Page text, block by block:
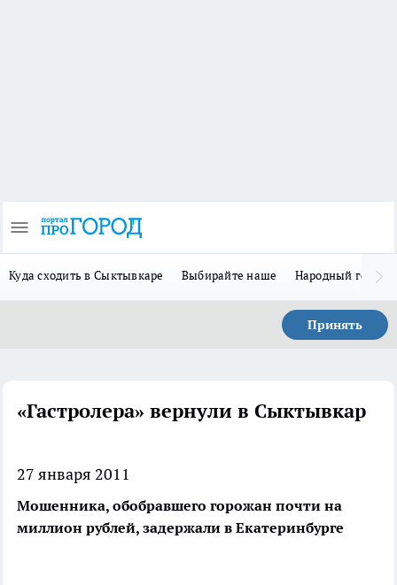
Куда сходить в Сыктывкаре Выбирайте наше Народный герой-
Принять
«Гастролера» вернули в Сыктывкар
27 января 2011
Мошенника, обобравшего горожан почти на
миллион рублей, задержали в Екатеринбурге